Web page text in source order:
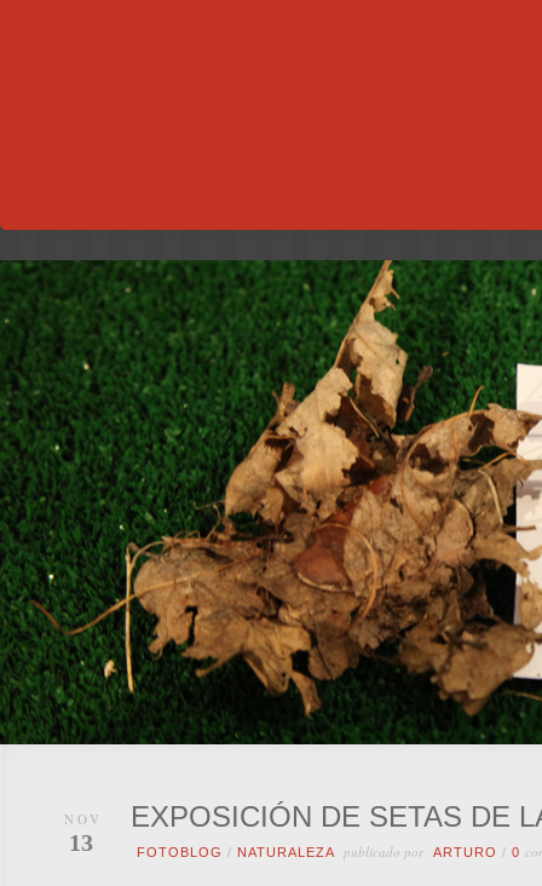
NOV
13
EXPOSICIÓN DE SETAS DE
FOTOBLOG / NATURALEZA publicado por ARTURO / 0